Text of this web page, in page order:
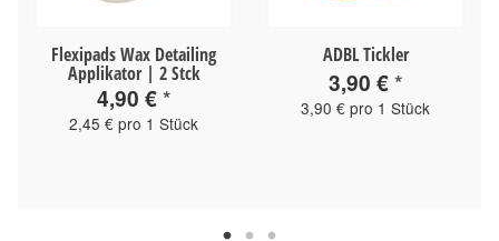
Flexipads Wax Detailing
Applikator | 2 Stck
4,90 €*
2,45 € pro 1 Stück
ADBL Tickler
3,90 €*
3,90 € pro 1 Stück